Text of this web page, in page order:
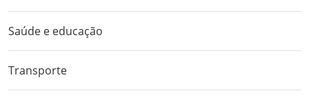
Saúde e educação
Transporte